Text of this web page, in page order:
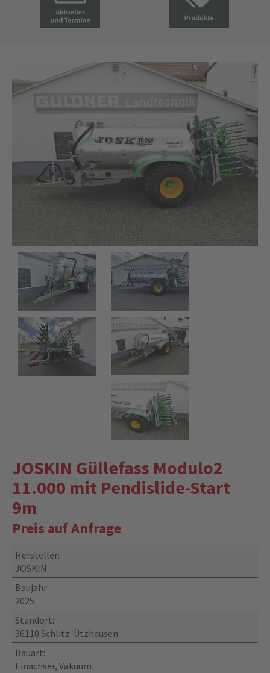
JOSKIN Güllefass Modulo2
11.000 mit Pendislide-Start
9m
Preis auf Anfrage
Hersteller:
JOSKIN
Baujahr:
2025
Standort:
36110 Schlitz-Ützhausen
Bauart:
Einachser, Vakuum